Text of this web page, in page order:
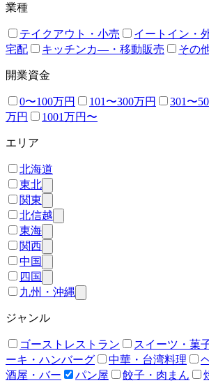
業種
テイクアウト・小売 イートイン・
宅配
キッチンカ―・移動販売 その
開業資金
0〜100万円 101〜300万円 301〜
万円
1001万円〜
エリア
北海道
東北
関東
北信越
東海
関西
中国
四国
九州・沖縄
ジャンル
ゴーストレストラン スイーツ・菓
ーキ・ハンバーグ
中華・台湾料理
酒屋・バー
パン屋 餃子・肉まん